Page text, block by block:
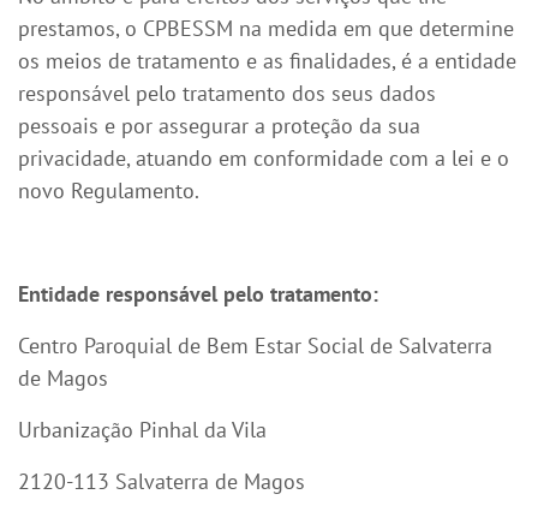
prestamos, o CPBESSM na medida em que determine
os meios de tratamento e as finalidades, é a entidade
responsável pelo tratamento dos seus dados
pessoais e por assegurar a proteção da sua
privacidade, atuando em conformidade com a lei e o
novo Regulamento.
Entidade responsável pelo tratamento:
Centro Paroquial de Bem Estar Social de Salvaterra
de Magos
Urbanização Pinhal da Vila
2120-113 Salvaterra de Magos